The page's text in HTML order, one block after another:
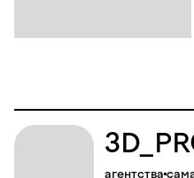
агентства